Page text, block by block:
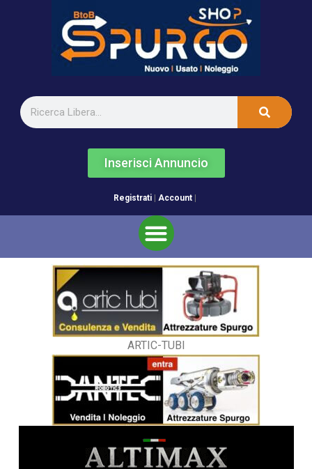
Inserisci Annuncio
Registrati Account
ARTIC-TUBI